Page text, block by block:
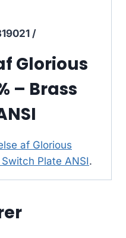
/
Glorious
– Brass
af Glorious
Plate ANSI.